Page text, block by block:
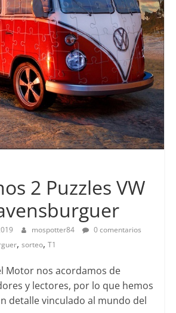
2 Puzzles VW
mospotter84
0 comentarios
, sorteo, T1
Motor nos acordamos de
y lectores, por lo que hemos
detalle vinculado al mundo del